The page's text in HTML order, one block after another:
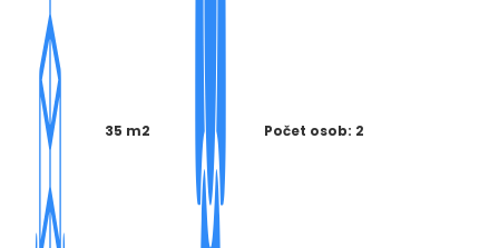
35 m2 Počet osob: 2